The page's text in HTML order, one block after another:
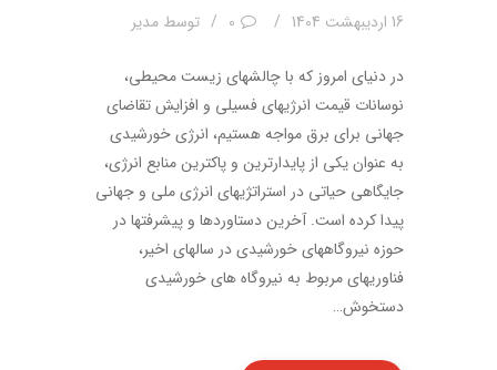
16 اردیبهشت 1404 0 توسط مدیر
در دنیای امروز که با چالشهای زیست محیطی،
نوسانات قیمت انرژیهای فسیلی و افزایش تقاضای
جهانی برای برق مواجه هستیم، انرژی خورشیدی
به عنوان یکی از پایدارترین و پاکترین منابع انرژی،
جایگاهی حیاتی در استراتژیهای انرژی ملی و جهانی
پیدا کرده است. آخرین دستاوردها و پیشرفتها در
حوزه نیروگاههای خورشیدی در سالهای اخیر،
فناوریهای مربوط به نیروگاه های خورشیدی
دستخوش…